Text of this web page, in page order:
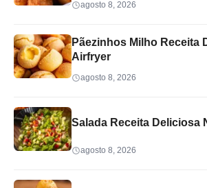
agosto 8, 2026
Pãezinhos Milho Receita
Airfryer
agosto 8, 2026
Salada Receita Deliciosa
agosto 8, 2026